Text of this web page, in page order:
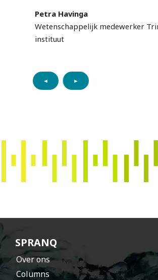
Petra Havinga
Wetenschappelijk medewerker
instituut
◄ ►
sp ra
ht
SPRANQ
Over ons
Columns